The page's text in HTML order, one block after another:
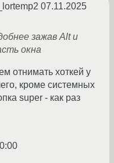
07.11.2025
зажав Alt и
окна
отнимать хоткей у
кроме системных
super - как раз